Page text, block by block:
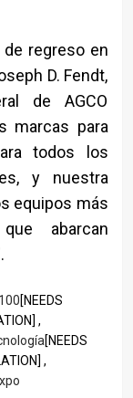
de regreso en
D. Fendt,
de AGCO
marcas para
todos los
y nuestra
equipos más
abarcan
[NEEDS
,
[NEEDS
,